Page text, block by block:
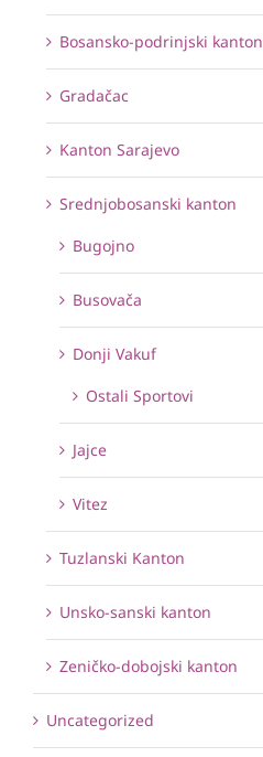
Bosansko-podrinjski kanton
Gradačac
Kanton Sarajevo
Srednjobosanski kanton
Bugojno
Busovača
Donji Vakuf
Ostali Sportovi
Jajce
Vitez
Tuzlanski Kanton
Unsko-sanski kanton
Zeničko-dobojski kanton
Uncategorized